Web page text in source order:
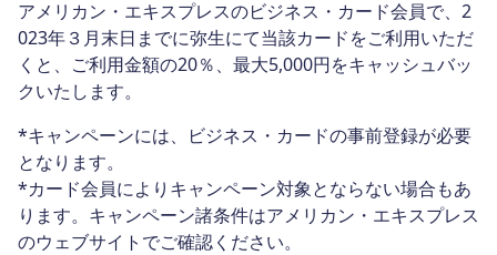
アメリカン・エキスプレスのビジネス・カード会員で、2
023年３月末日までに弥生にて当該カードをご利用いただ
くと、ご利用金額の20％、最大5,000円をキャッシュバッ
クいたします。
*キャンペーンには、ビジネス・カードの事前登録が必要
となります。
*カード会員によりキャンペーン対象とならない場合もあ
ります。キャンペーン諸条件はアメリカン・エキスプレス
のウェブサイトでご確認ください。